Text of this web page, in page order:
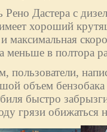
Рено Дастера с
хороший
максимальная
меньше в полтора
пользователи,
объем бензобака
быстро
грязи обижаться